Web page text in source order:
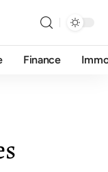
Finance